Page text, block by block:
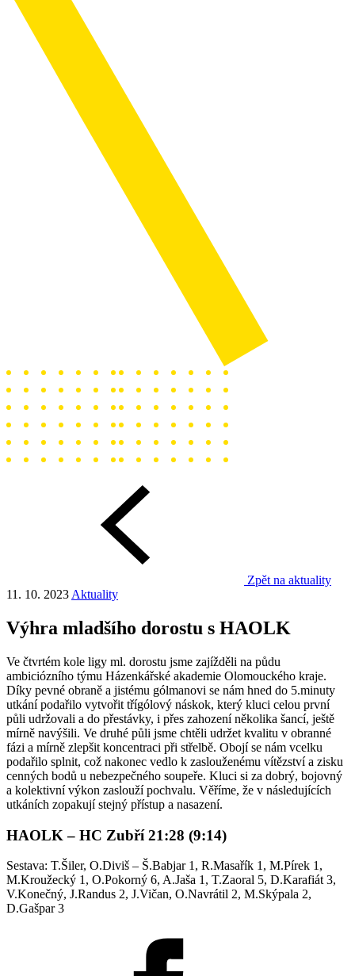
Zpět na aktuality
11. 10. 2023 Aktuality
Výhra mladšího dorostu s HAOLK
Ve čtvrtém kole ligy ml. dorostu jsme zajížděli na půdu
ambiciózního týmu Házenkářské akademie Olomouckého kraje.
Díky pevné obraně a jistému gólmanovi se nám hned do 5.minuty
utkání podařilo vytvořit třígólový náskok, který kluci celou první
půli udržovali a do přestávky, i přes zahození několika šancí, ještě
mírně navýšili. Ve druhé půli jsme chtěli udržet kvalitu v obranné
fázi a mírně zlepšit koncentraci při střelbě. Obojí se nám vcelku
podařilo splnit, což nakonec vedlo k zaslouženému vítězství a zisku
cenných bodů u nebezpečného soupeře. Kluci si za dobrý, bojovný
a kolektivní výkon zaslouží pochvalu. Věříme, že v následujících
utkáních zopakují stejný přístup a nasazení.
HAOLK – HC Zubří 21:28 (9:14)
Sestava: T.Šiler, O.Diviš – Š.Babjar 1, R.Masařík 1, M.Pírek 1,
M.Kroužecký 1, O.Pokorný 6, A.Jaša 1, T.Zaoral 5, D.Karafiát 3,
V.Konečný, J.Randus 2, J.Vičan, O.Navrátil 2, M.Skýpala 2,
D.Gašpar 3